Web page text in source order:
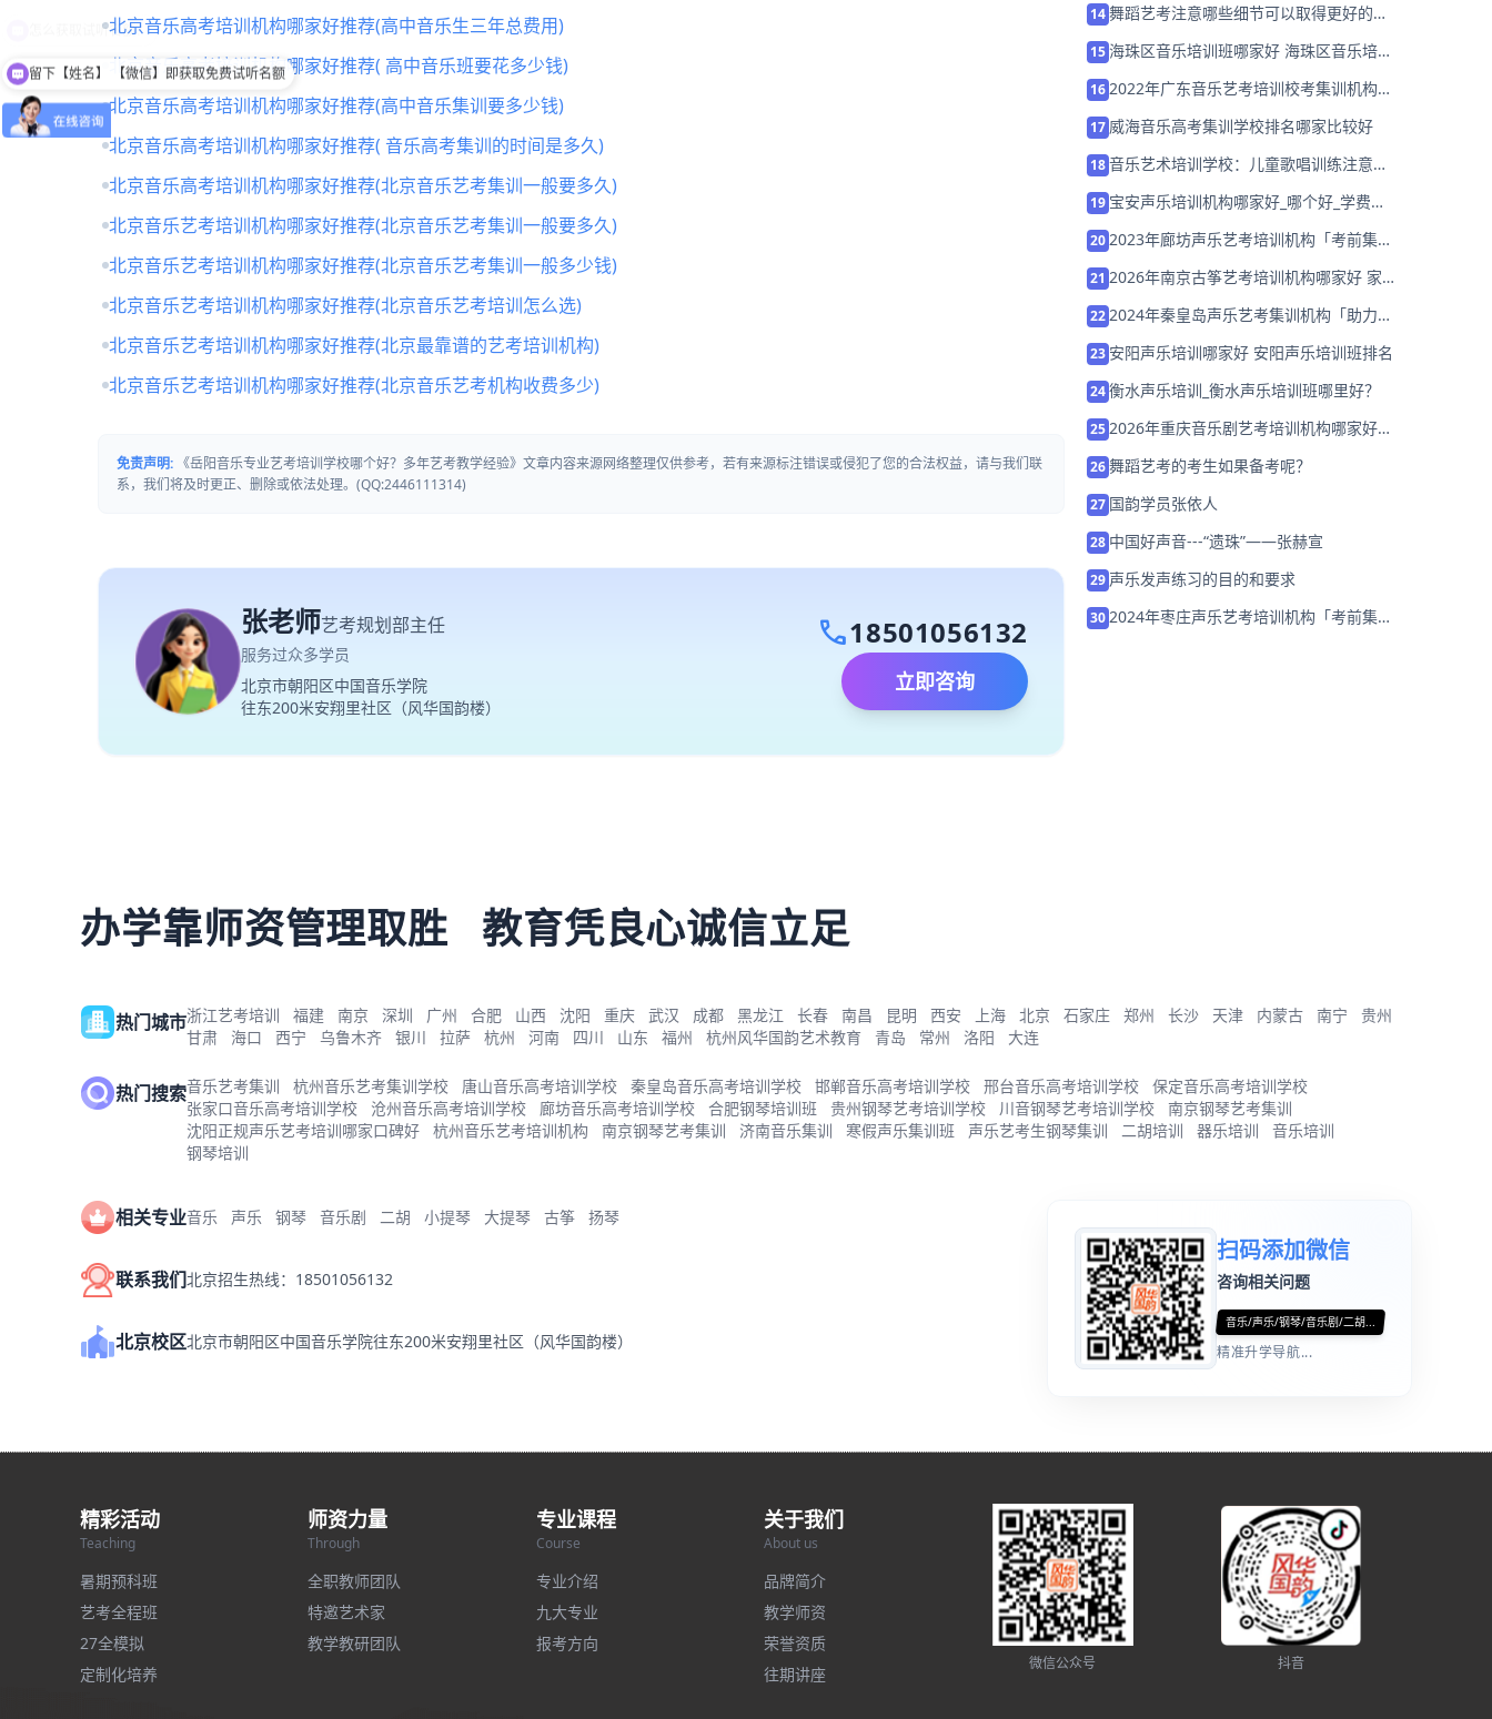
北京音乐高考培训机构哪家好推荐(高中音乐生三年总费用)
北京音乐高考培训机构哪家好推荐( 高中音乐班要花多少钱)
北京音乐高考培训机构哪家好推荐(高中音乐集训要多少钱)
北京音乐高考培训机构哪家好推荐( 音乐高考集训的时间是多久)
北京音乐高考培训机构哪家好推荐(北京音乐艺考集训一般要多久)
北京音乐艺考培训机构哪家好推荐(北京音乐艺考集训一般要多久)
北京音乐艺考培训机构哪家好推荐(北京音乐艺考集训一般多少钱)
北京音乐艺考培训机构哪家好推荐(北京音乐艺考培训怎么选)
北京音乐艺考培训机构哪家好推荐(北京最靠谱的艺考培训机构)
北京音乐艺考培训机构哪家好推荐(北京音乐艺考机构收费多少)
免责声明: 《岳阳音乐专业艺考培训学校哪个好？多年艺考教学经验》文章内容来源网络整理仅供参考，若有来源标注错误或侵犯了您的合法权益，请与我们联
系，我们将及时更正、删除或依法处理。(QQ:2446111314)
张老师艺考规划部主任
服务过众多学员
北京市朝阳区中国音乐学院
往东200米安翔里社区（风华国韵楼）
call18501056132
立即咨询
14舞蹈艺考注意哪些细节可以取得更好的成
15 海珠区音乐培训班哪家好 海珠区音乐培训
162022年广东音乐艺考培训校考集训机构
17 威海音乐高考集训学校排名哪家比较好
18音乐艺术培训学校：儿童歌唱训练注意事
19 宝安声乐培训机构哪家好_哪个好_学费多
202023年廊坊声乐艺考培训机构「考前集训
21 2026年南京古筝艺考培训机构哪家好 家
222024年秦皇岛声乐艺考集训机构「助力音
23 安阳声乐培训哪家好 安阳声乐培训班排名
24衡水声乐培训_衡水声乐培训班哪里好？
252026年重庆音乐剧艺考培训机构哪家好？
26舞蹈艺考的考生如果备考呢？
27 国韵学员张依人
28 中国好声音---“遗珠”——张赫宣
29 声乐发声练习的目的和要求
302024年枣庄声乐艺考培训机构「考前集训
办学靠师资管理取胜 教育凭良心诚信立足
热门城市浙江艺考培训 福建 南京 深圳 广州 合肥 山西 沈阳 重庆 武汉 成都 黑龙江 长春 南昌 昆明 西安 上海 北京 石家庄 郑州 长沙 天津 内蒙古 南宁
贵州
甘肃
海口 西宁 乌鲁木齐 银川 拉萨 杭州 河南 四川 山东 福州 杭州风华国韵艺术教育 青岛 常州 洛阳 大连
热门搜索音乐艺考集训 杭州音乐艺考集训学校 唐山音乐高考培训学校 秦皇岛音乐高考培训学校 邯郸音乐高考培训学校 邢台音乐高考培训学校
保定音乐高考培训学校
张家口音乐高考培训学校
沧州音乐高考培训学校 廊坊音乐高考培训学校 合肥钢琴培训班 贵州钢琴艺考培训学校 川音钢琴艺考培训学校
南京钢琴艺考集训
沈阳正规声乐艺考培训哪家口碑好
杭州音乐艺考培训机构 南京钢琴艺考集训 济南音乐集训 寒假声乐集训班 声乐艺考生钢琴集训 二胡培训 器乐培训
音乐培训
钢琴培训
相关专业音乐 声乐 钢琴 音乐剧 二胡 小提琴 大提琴 古筝 扬琴
联系我们北京招生热线：18501056132
北京校区北京市朝阳区中国音乐学院往东200米安翔里社区（风华国韵楼）
扫码添加微信
咨询相关问题
音乐/声乐/钢琴/音乐剧/二胡...
精准升学导航...
精彩活动
Teaching
暑期预科班
艺考全程班
27全模拟
定制化培养
师资力量
Through
全职教师团队
特邀艺术家
教学教研团队
专业课程
Course
专业介绍
九大专业
报考方向
关于我们
About us
品牌简介
教学师资
荣誉资质
往期讲座
微信公众号 抖音
留下【姓名】 【微信】即获取免费试听名额